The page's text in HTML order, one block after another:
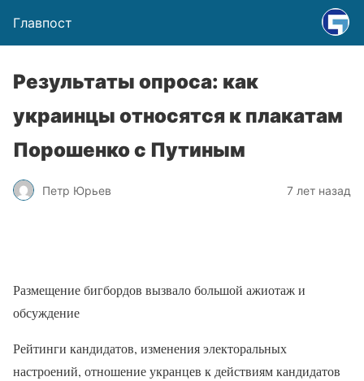
Главпост
Результаты опроса: как
украинцы относятся к плакатам
Порошенко с Путиным
Петр Юрьев 7 лет назад
Размещение бигбордов вызвало большой ажиотаж и
обсуждение
Рейтинги кандидатов, изменения электоральных
настроений, отношение укранцев к действиям кандидатов